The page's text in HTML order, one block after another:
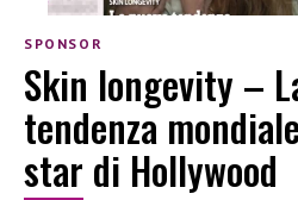
SPONSOR
Skin longevity –
tendenza
star di Hollywood